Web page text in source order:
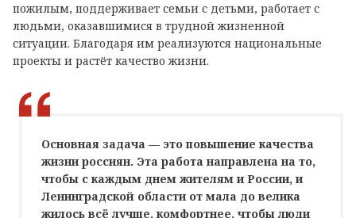
пожилым, поддерживает семьи с детьми, работает с
людьми, оказавшимися в трудной жизненной
ситуации. Благодаря им реализуются национальные
проекты и растёт качество жизни.
Основная задача — это повышение качества
жизни россиян. Эта работа направлена на то,
чтобы с каждым днем жителям и России, и
Ленинградской области от мала до велика
жилось всё лучше, комфортнее, чтобы люди